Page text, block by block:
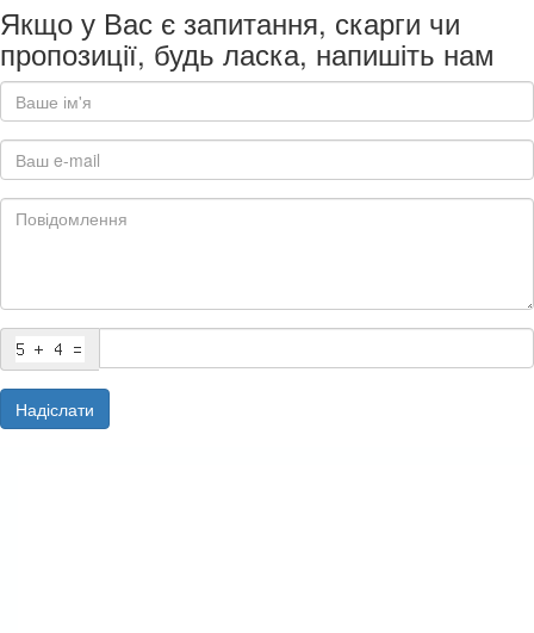
Якщо у Вас є запитання, скарги чи
пропозиції, будь ласка, напишіть нам
Надіслати